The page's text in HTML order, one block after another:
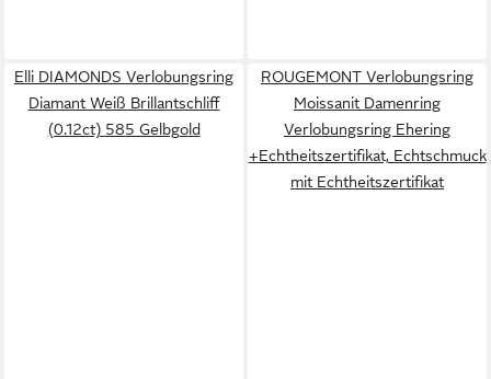
Elli DIAMONDS Verlobungsring
Diamant Weiß Brillantschliff
(0.12ct) 585 Gelbgold
ROUGEMONT Verlobungsring
Moissanit Damenring
Verlobungsring Ehering
+Echtheitszertifikat, Echtschmuck
mit Echtheitszertifikat